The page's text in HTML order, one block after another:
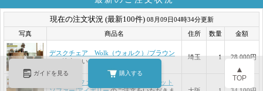
ガイドを見る 購入する ▲
TOP